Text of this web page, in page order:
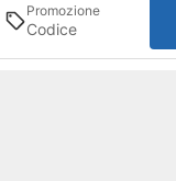
Promozione